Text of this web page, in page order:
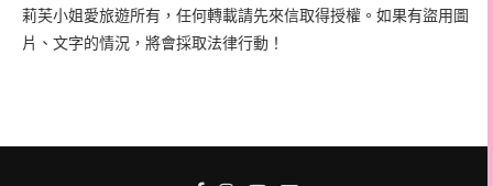
莉芙小姐愛旅遊所有，任何轉載請先來信取得授權。如果有盜用圖
片、文字的情況，將會採取法律行動！